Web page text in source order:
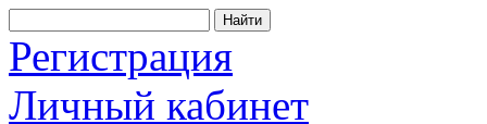
Регистрация
Личный кабинет